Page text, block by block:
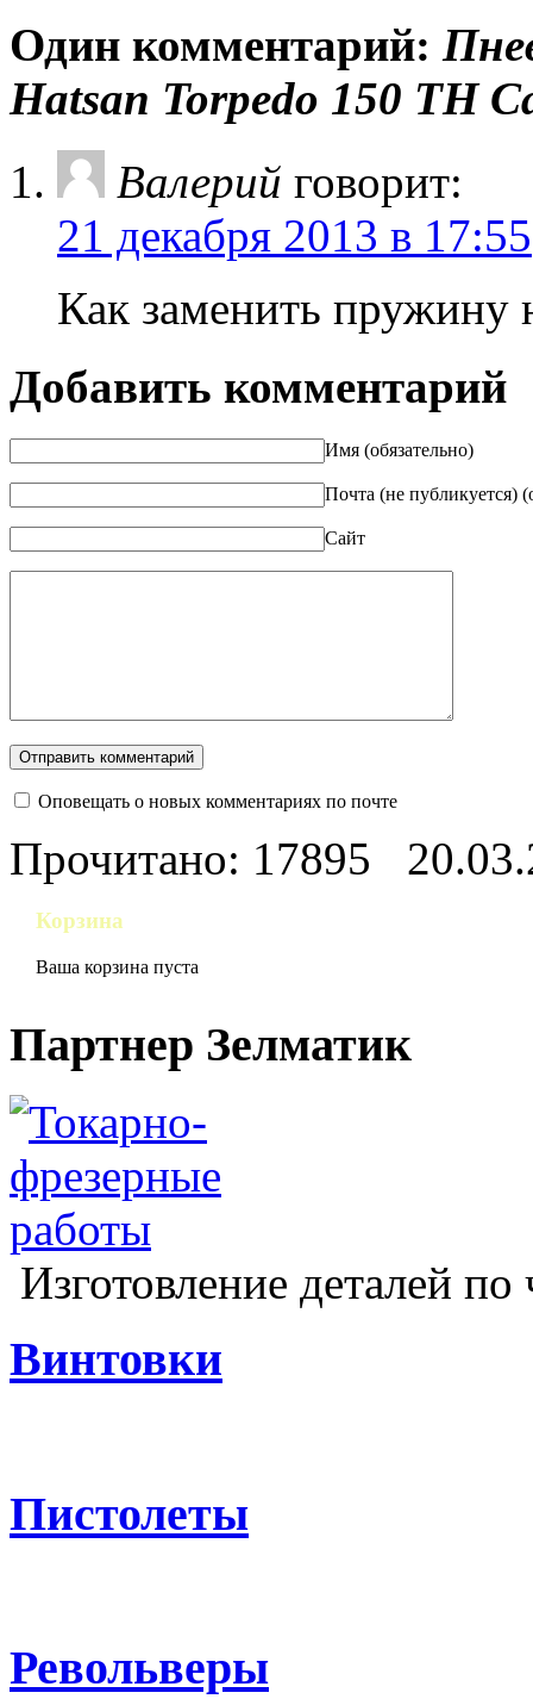
Один комментарий:
Hatsan Torpedo 150 TH
Валерий говорит:
21 декабря 2013 в 17:55
Как заменить пружину
Добавить комментарий
Имя (обязательно)
Почта (не публикуется)
Сайт
Оповещать о новых комментариях по почте
Прочитано: 17895
Корзина
Ваша корзина пуста
Партнер Зелматик
Изготовление деталей
Винтовки
Пистолеты
Револьверы